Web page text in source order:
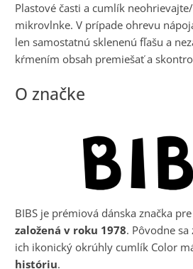
Plastové časti a cumlík
mikrovlnke. V prípade ohrevu
len samostatnú sklenenú fľašu a
kŕmením obsah premiešať a
BIBS je prémiová dánska značka
založená v roku 1978. Pôvodne
ich ikonický okrúhly cumlík Color
históriu.